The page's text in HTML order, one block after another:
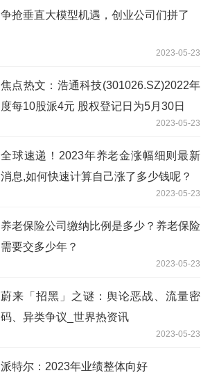
经营项目
争抢垂直大模型机遇，创业公司们拼了
2023-05-23
焦点热文：浩通科技(301026.SZ)2022年
度每10股派4元 股权登记日为5月30日
2023-05-23
全球速递！2023年养老金涨幅细则最新
消息,如何快速计算自己涨了多少钱呢？
2023-05-23
养老保险公司缴纳比例是多少？养老保险
需要交多少年？
2023-05-23
蔚来「招黑」之谜：舆论恶战、流量密
码、异类争议_世界热资讯
2023-05-23
派特尔：2023年业绩整体向好